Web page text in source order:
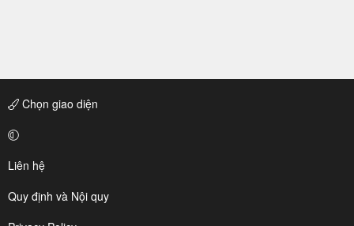
Chọn giao diện
Liên hệ
Quy định và Nội quy